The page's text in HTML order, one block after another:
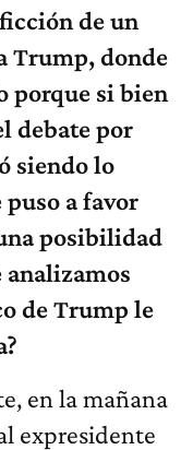
de un
Trump, donde
porque si bien
debate por
siendo lo
a favor
posibilidad
de Trump le
en la mañana
expresidente